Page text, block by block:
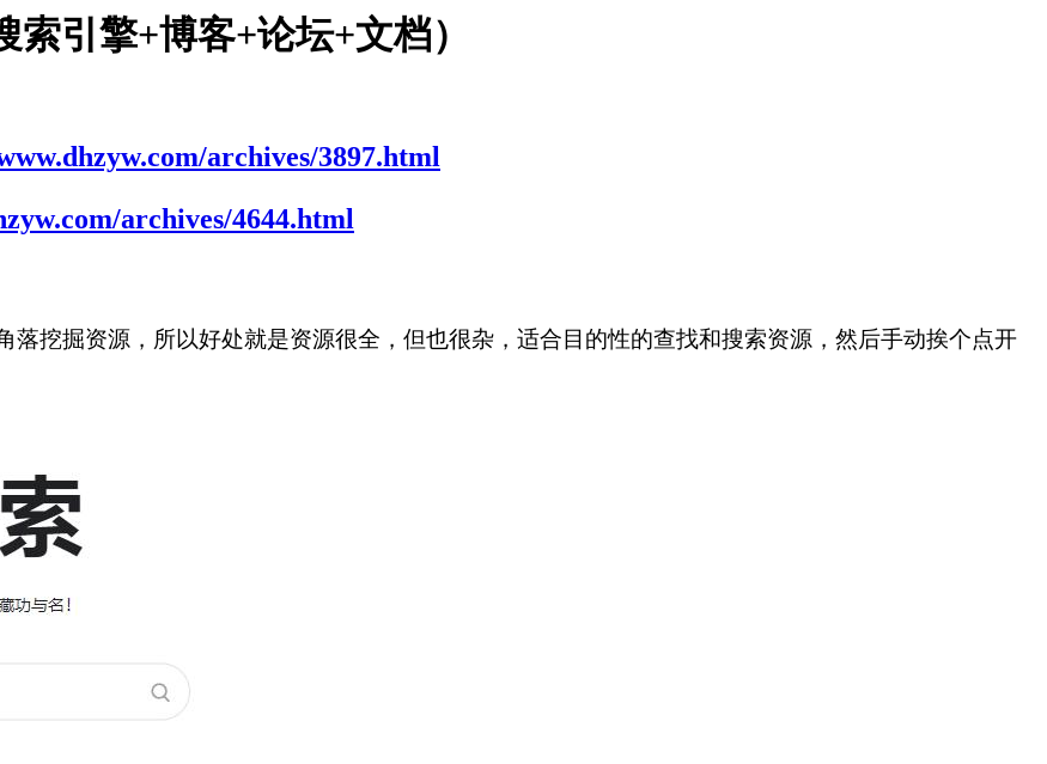
引擎+博客+论坛+文档）
archives/3897.html
archives/4644.html
挖掘资源，所以好处就是资源很全，但也很杂，适合目的性的查找和搜索资源，然后手动挨个点开